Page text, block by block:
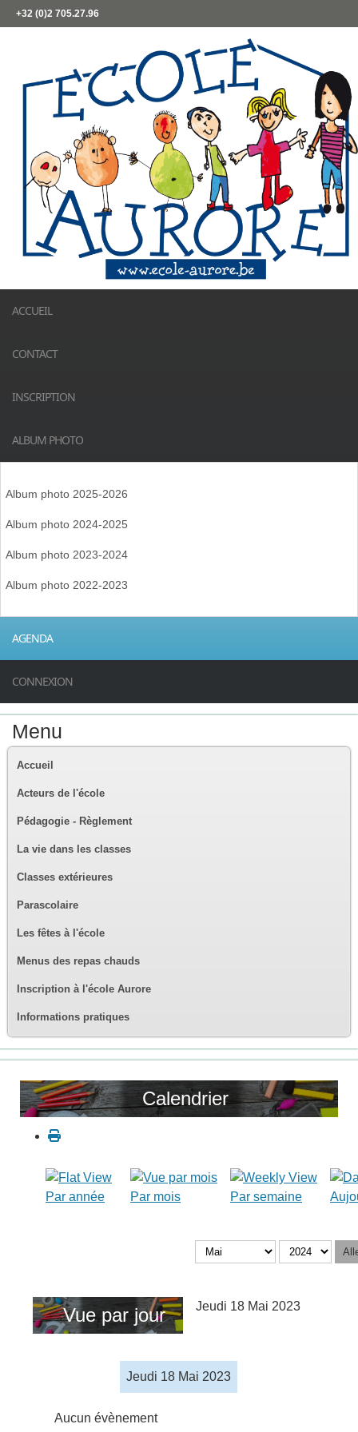
+32 (0)2 705.27.96
ACCUEIL
CONTACT
INSCRIPTION
ALBUM PHOTO
Album photo 2025-2026
Album photo 2024-2025
Album photo 2023-2024
Album photo 2022-2023
AGENDA
CONNEXION
Menu
Accueil
Acteurs de l'école
Pédagogie - Règlement
La vie dans les classes
Classes extérieures
Parascolaire
Les fêtes à l'école
Menus des repas chauds
Inscription à l'école Aurore
Informations pratiques
Calendrier
Par année Par mois Par semaine
Vue par jour Jeudi 18 Mai 2023
Jeudi 18 Mai 2023
Aucun évènement